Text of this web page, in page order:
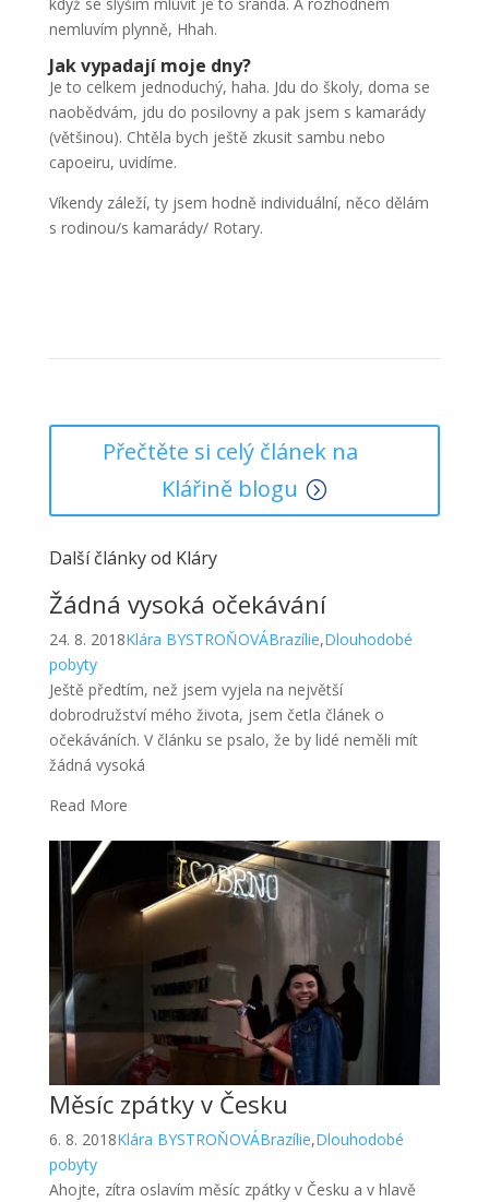
nemluvím plynně, Hhah.
​​​Jak vypadají moje dny?
Je to celkem jednoduchý, haha. Jdu do školy, doma se
naobědvám, jdu do posilovny a pak jsem s kamarády
(většinou). Chtěla bych ještě zkusit sambu nebo
capoeiru, uvidíme.
Víkendy záleží, ty jsem hodně individuální, něco dělám
s rodinou/s kamarády/ Rotary.
Přečtěte si celý článek na
Klářině blogu
Další články od Kláry
Žádná vysoká očekávání
24. 8. 2018Klára BYSTROŇOVÁBrazílie,Dlouhodobé
pobyty
Ještě předtím, než jsem vyjela na největší
dobrodružství mého života, jsem četla článek o
očekáváních. V článku se psalo, že by lidé neměli mít
žádná vysoká
Read More
Měsíc zpátky v Česku
6. 8. 2018Klára BYSTROŇOVÁBrazílie,Dlouhodobé
pobyty
Ahojte, zítra oslavím měsíc zpátky v Česku a v hlavě